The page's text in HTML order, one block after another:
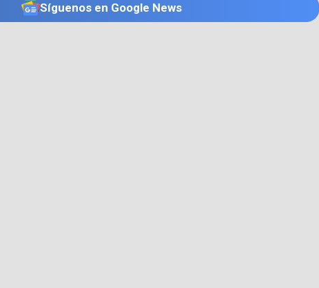
Síguenos en Google News